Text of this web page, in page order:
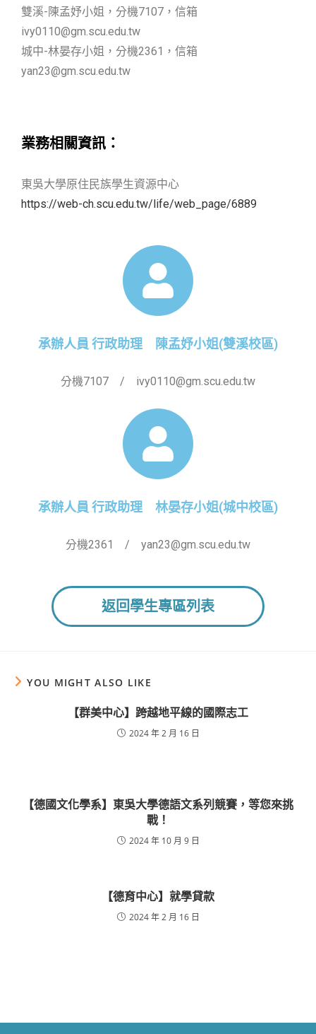
雙溪-陳孟妤小姐，分機7107，信箱
ivy0110@gm.scu.edu.tw
城中-林晏存小姐，分機2361，信箱
yan23@gm.scu.edu.tw
業務相關資訊：
東吳大學原住民族學生資源中心
https://web-ch.scu.edu.tw/life/web_page/6889
承辦人員 行政助理 陳孟妤小姐(雙溪校區)
分機7107 / ivy0110@gm.scu.edu.tw
承辦人員 行政助理 林晏存小姐(城中校區)
分機2361 / yan23@gm.scu.edu.tw
返回學生專區列表
YOU MIGHT ALSO LIKE
【群美中心】跨越地平線的國際志工
2024 年 2 月 16 日
【德國文化學系】東吳大學德語文系列競賽，等您來挑
戰！
2024 年 10 月 9 日
【德育中心】就學貸款
2024 年 2 月 16 日